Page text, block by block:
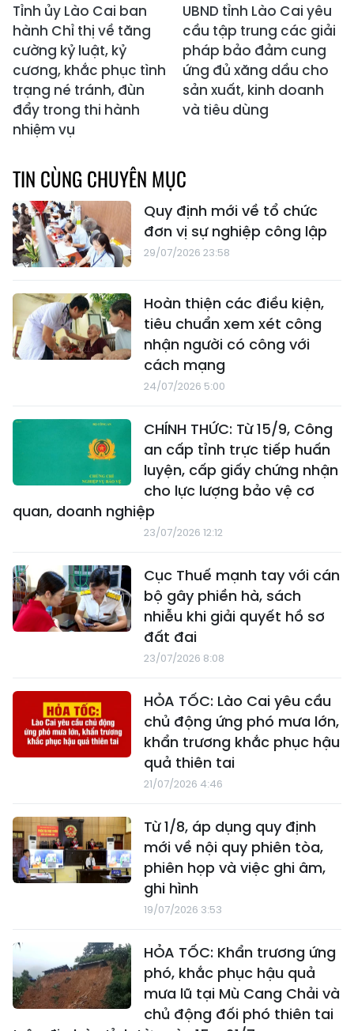
Tỉnh ủy Lào Cai ban
hành Chỉ thị về tăng
cường kỷ luật, kỷ
cương, khắc phục tình
trạng né tránh, đùn
đẩy trong thi hành
nhiệm vụ
UBND tỉnh Lào Cai yêu
cầu tập trung các giải
pháp bảo đảm cung
ứng đủ xăng dầu cho
sản xuất, kinh doanh
và tiêu dùng
TIN CÙNG CHUYÊN MỤC
Quy định mới về tổ chức
đơn vị sự nghiệp công lập
29/07/2026 23:58
Hoàn thiện các điều kiện,
tiêu chuẩn xem xét công
nhận người có công với
cách mạng
24/07/2026 5:00
CHÍNH THỨC: Từ 15/9, Công
an cấp tỉnh trực tiếp huấn
luyện, cấp giấy chứng nhận
cho lực lượng bảo vệ cơ
quan, doanh nghiệp
23/07/2026 12:12
Cục Thuế mạnh tay với cán
bộ gây phiền hà, sách
nhiễu khi giải quyết hồ sơ
đất đai
23/07/2026 8:08
HỎA TỐC: Lào Cai yêu cầu
chủ động ứng phó mưa lớn,
khẩn trương khắc phục hậu
quả thiên tai
21/07/2026 4:46
Từ 1/8, áp dụng quy định
mới về nội quy phiên tòa,
phiên họp và việc ghi âm,
ghi hình
19/07/2026 3:53
HỎA TỐC: Khẩn trương ứng
phó, khắc phục hậu quả
mưa lũ tại Mù Cang Chải và
chủ động đối phó thiên tai